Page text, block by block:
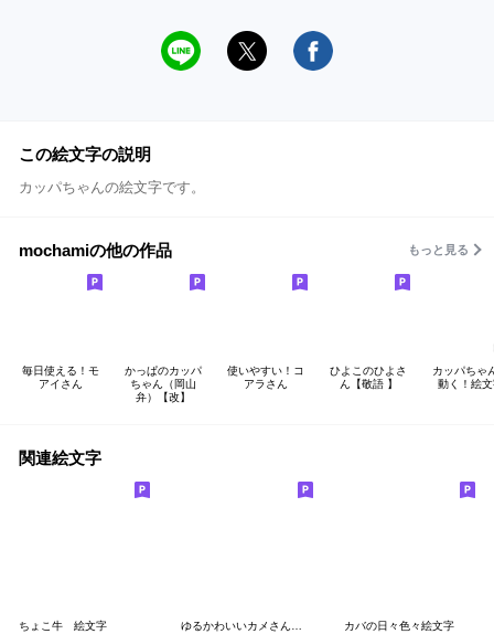
この絵文字の説明
カッパちゃんの絵文字です。
mochamiの他の作品 もっと見る
毎日使える！モ
アイさん
かっぱのカッパ
ちゃん（岡山
弁）【改】
使いやすい！コ
アラさん
ひよこのひよさ
ん【敬語 】
カッパち
動く！絵
関連絵文字
ちょこ牛 絵文字 カバの日々色々絵文字